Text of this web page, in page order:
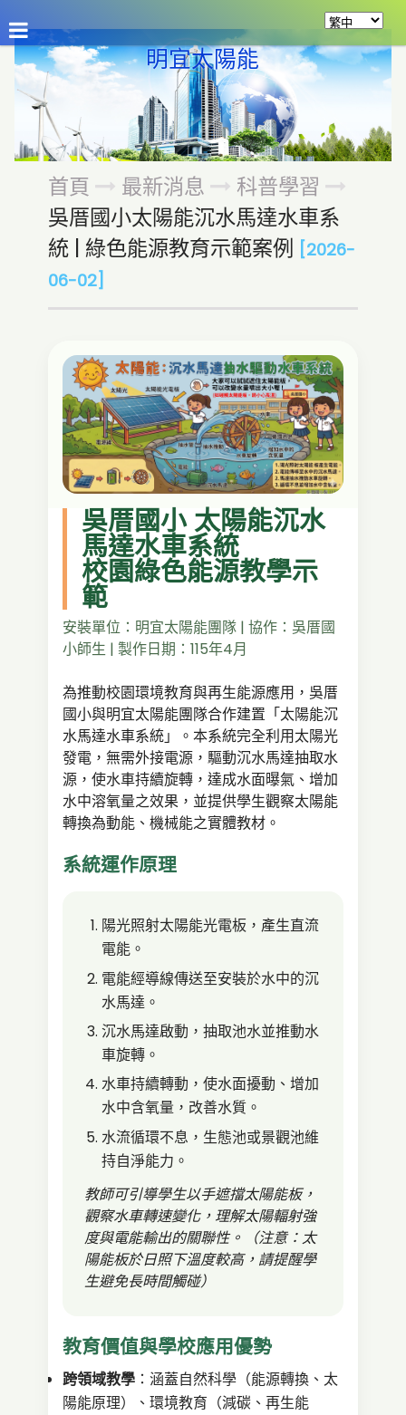
明宜太陽能
公司介紹 商品介紹 資源分享
首頁 最新消息
科普學習
吳厝國小太陽能沉水馬達水車系
統 | 綠色能源教育示範案例 [2026-
06-02]
吳厝國小 太陽能沉水
馬達水車系統
校園綠色能源教學示
範
安裝單位：明宜太陽能團隊 | 協作：吳厝國
小師生 | 製作日期：115年4月
為推動校園環境教育與再生能源應用，吳厝
國小與明宜太陽能團隊合作建置「太陽能沉
水馬達水車系統」。本系統完全利用太陽光
發電，無需外接電源，驅動沉水馬達抽取水
源，使水車持續旋轉，達成水面曝氣、增加
水中溶氧量之效果，並提供學生觀察太陽能
轉換為動能、機械能之實體教材。
系統運作原理
陽光照射太陽能光電板，產生直流
電能。
電能經導線傳送至安裝於水中的沉
水馬達。
沉水馬達啟動，抽取池水並推動水
車旋轉。
水車持續轉動，使水面擾動、增加
水中含氧量，改善水質。
水流循環不息，生態池或景觀池維
持自淨能力。
教師可引導學生以手遮擋太陽能板，
觀察水車轉速變化，理解太陽輻射強
度與電能輸出的關聯性。（注意：太
陽能板於日照下溫度較高，請提醒學
生避免長時間觸碰）
教育價值與學校應用優勢
跨領域教學：涵蓋自然科學（能源轉換、太
陽能原理）、環境教育（減碳、再生能